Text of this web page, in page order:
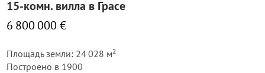
15-комн. вилла в Грасе
6 800 000 €
Площадь земли: 24 028 м²
Построено в 1900